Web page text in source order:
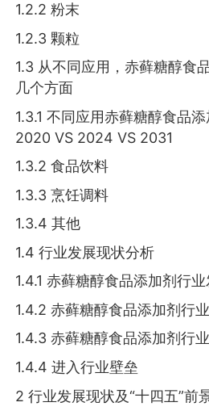
1.2.2 粉末
1.2.3 颗粒
1.3 从不同应用，赤藓糖醇食
几个方面
1.3.1 不同应用赤藓糖醇食品
2020 VS 2024 VS 2031
1.3.2 食品饮料
1.3.3 烹饪调料
1.3.4 其他
1.4 行业发展现状分析
1.4.1 赤藓糖醇食品添加剂行
1.4.2 赤藓糖醇食品添加剂行
1.4.3 赤藓糖醇食品添加剂行
1.4.4 进入行业壁垒
2 行业发展现状及“十四五”前